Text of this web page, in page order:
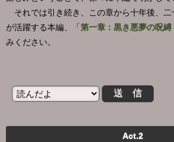
それでは引き続き、この章から十年後、二
が活躍する本編、「 第一章：黒き悪夢の呪縛
みください。
Act.2